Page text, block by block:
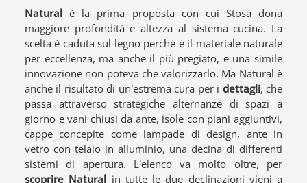
Natural è la prima proposta con cui Stosa dona
maggiore profondità e altezza al sistema cucina. La
scelta è caduta sul legno perché è il materiale naturale
per eccellenza, ma anche il più pregiato, e una simile
innovazione non poteva che valorizzarlo. Ma Natural è
anche il risultato di un’estrema cura per i dettagli, che
passa attraverso strategiche alternanze di spazi a
giorno e vani chiusi da ante, isole con piani aggiuntivi,
cappe concepite come lampade di design, ante in
vetro con telaio in alluminio, una decina di differenti
sistemi di apertura. L’elenco va molto oltre, per
scoprire Natural in tutte le due declinazioni vieni a